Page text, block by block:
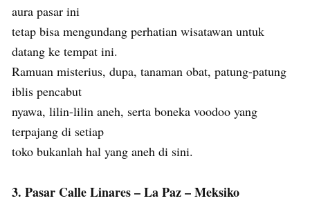
aura pasar ini
tetap bisa mengundang perhatian wisatawan untuk
datang ke tempat ini.
Ramuan misterius, dupa, tanaman obat, patung-patung
iblis pencabut
nyawa, lilin-lilin aneh, serta boneka voodoo yang
terpajang di setiap
toko bukanlah hal yang aneh di sini.
3. Pasar Calle Linares – La Paz – Meksiko